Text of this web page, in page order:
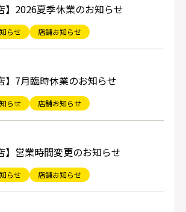
】2026夏季休業のお知らせ
らせ 店舗お知らせ
】7月臨時休業のお知らせ
らせ 店舗お知らせ
】営業時間変更のお知らせ
らせ 店舗お知らせ